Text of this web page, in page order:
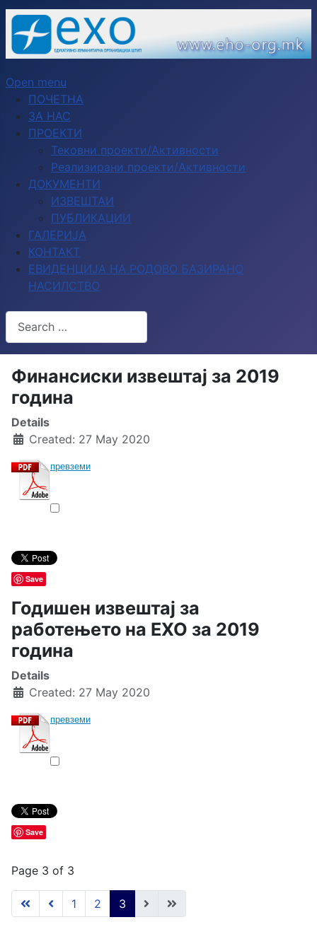
Open menu
ПОЧЕТНА
ЗА НАС
ПРОЕКТИ
Тековни проекти/Активности
Реализирани проекти/Активности
ДОКУМЕНТИ
ИЗВЕШТАИ
ПУБЛИКАЦИИ
ГАЛЕРИЈА
КОНТАКТ
ЕВИДЕНЦИЈА НА РОДОВО БАЗИРАНО
НАСИЛСТВО
Search
Type 2 or more characters for results.
Финансиски извештај за 2019
година
Details
Created: 27 May 2020
превземи
Save
Годишен извештај за
работењето на ЕХО за 2019
година
Details
Created: 27 May 2020
превземи
Save
Page 3 of 3
1 2 3